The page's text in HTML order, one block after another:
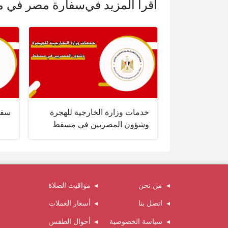
اقرأ المزيد فيسفارة مصر
خدمات وزارة الخارجية للهجرة
وشؤون المصريين في مسقط
من نحن
اتصل بنا
سياسة الخصوصية
مواقيت الصلاة
أسعار العملات
أحوال الطقس